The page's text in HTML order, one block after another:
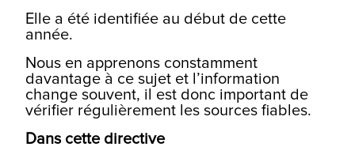
Elle a été identifiée au début de cette
année.
Nous en apprenons constamment
davantage à ce sujet et l’information
change souvent, il est donc important de
vérifier régulièrement les sources fiables.
Dans cettedirective